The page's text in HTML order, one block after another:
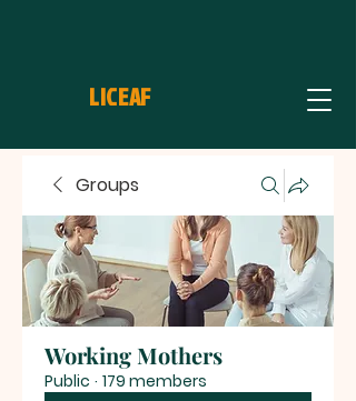
LICEAF
Groups
Working Mothers
Public · 179 members